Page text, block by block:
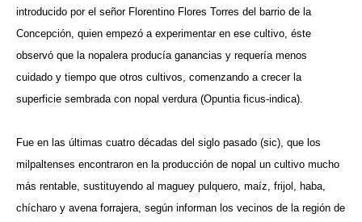
introducido por el señor Florentino Flores Torres del barrio de la
Concepción, quien empezó a experimentar en ese cultivo, éste
observó que la nopalera producía ganancias y requería menos
cuidado y tiempo que otros cultivos, comenzando a crecer la
superficie sembrada con nopal verdura (Opuntia ficus-indica).
Fue en las últimas cuatro décadas del siglo pasado (sic), que los
milpaltenses encontraron en la producción de nopal un cultivo mucho
más rentable, sustituyendo al maguey pulquero, maíz, frijol, haba,
chícharo y avena forrajera, según informan los vecinos de la región de